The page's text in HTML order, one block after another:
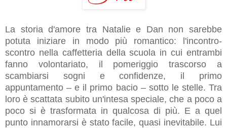
La storia d'amore tra Natalie e Dan non sarebbe
potuta iniziare in modo più romantico: l'incontro-
scontro nella caffetteria della scuola in cui entrambi
fanno volontariato, il pomeriggio trascorso a
scambiarsi sogni e confidenze, il primo
appuntamento – e il primo bacio – sotto le stelle. Tra
loro è scattata subito un'intesa speciale, che a poco a
poco si è trasformata in qualcosa di più. E a quel
punto innamorarsi è stato facile, quasi inevitabile. Lui